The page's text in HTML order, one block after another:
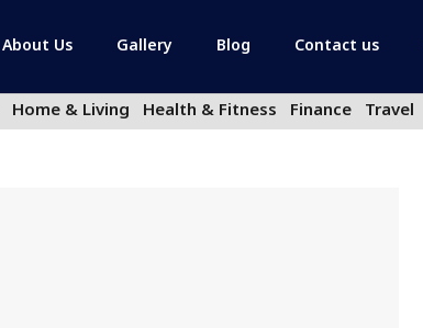
About Us Gallery Blog Contact us
Home & Living Health & Fitness Finance Travel